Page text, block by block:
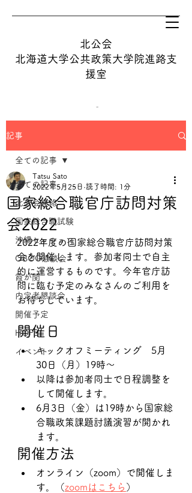
北公会
​北海道大学公共政策大学院進路支
援室
記事
全ての記事
北公会連絡
国家総合職試験
沖縄セッション
OBOG懇談会
霞が関
内定者懇談会
開催予定
HOPS
イベント
全ての記事
国家総合職官庁訪問対策
会2022
Tatsu Sato
2022年5月25日 読了時間: 1分
2022年度の国家総合職官庁訪問対策
会を開催します。参加者同士で自主
的に運営するものです。今年官庁訪
問に臨む予定のみなさんのご利用を
お待ちしています。
開催日
キックオフミーティング　5月
30日（月）19時～
以降は参加者同士で日程調整を
して開催します。
6月3日（金）は19時から国家総
合職政策課題討議演習が開かれ
ます。
開催方法
オンライン（zoom）で開催しま
す。（zoomはこちら ）